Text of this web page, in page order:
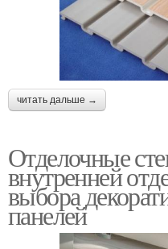
читать дальше →
Отделочные
внутренней
выбора
панелей